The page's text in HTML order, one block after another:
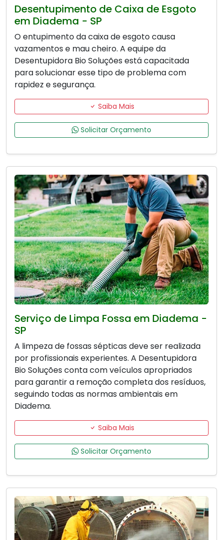
Desentupimento de Caixa de Esgoto
em Diadema - SP
O entupimento da caixa de esgoto causa
vazamentos e mau cheiro. A equipe da
Desentupidora Bio Soluções está capacitada
para solucionar esse tipo de problema com
rapidez e segurança.
Saiba Mais
Solicitar Orçamento
Serviço de Limpa Fossa em Diadema -
SP
A limpeza de fossas sépticas deve ser realizada
por profissionais experientes. A Desentupidora
Bio Soluções conta com veículos apropriados
para garantir a remoção completa dos resíduos,
seguindo todas as normas ambientais em
Diadema.
Saiba Mais
Solicitar Orçamento